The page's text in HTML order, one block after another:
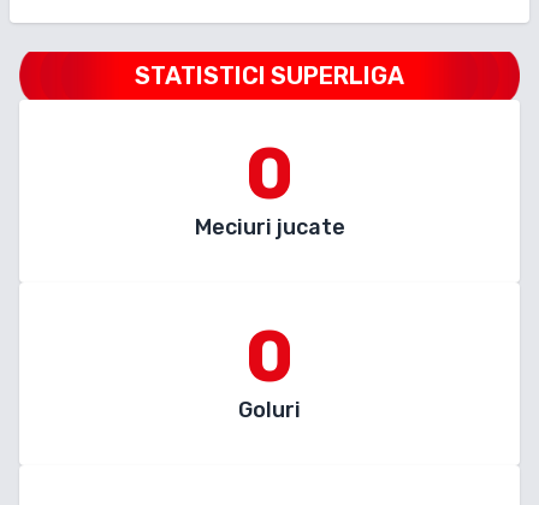
STATISTICI SUPERLIGA
0
Meciuri jucate
0
Goluri